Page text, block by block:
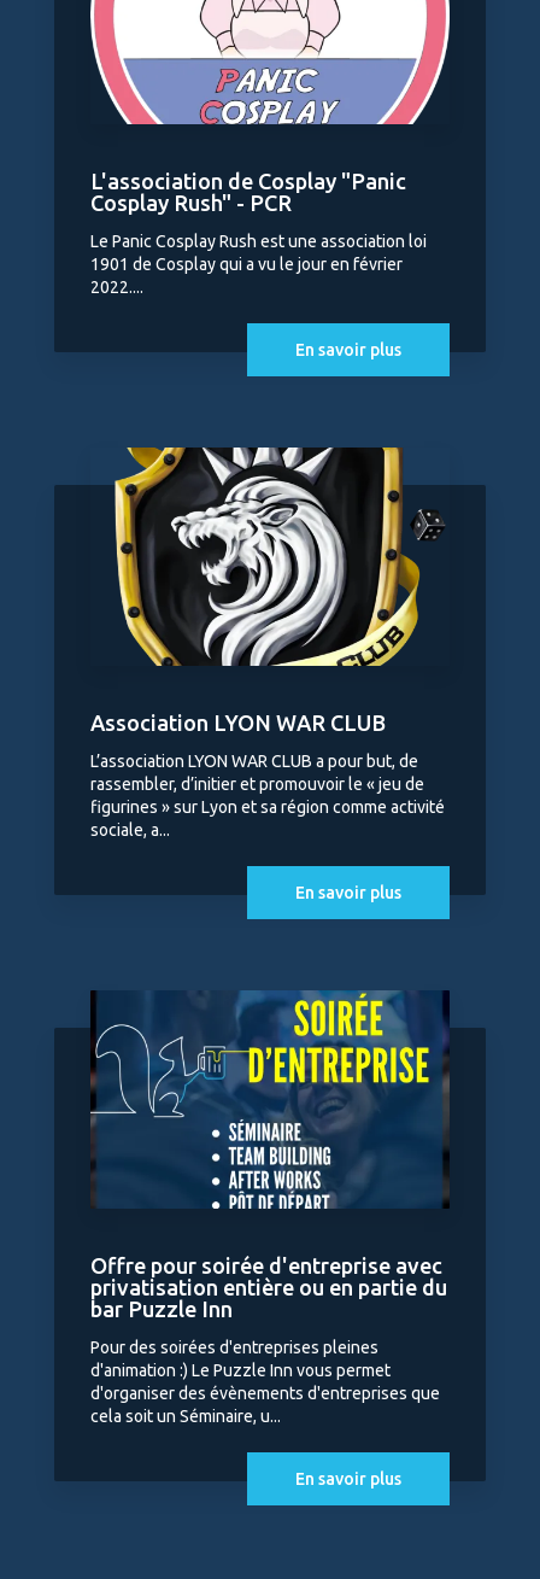
L'association de Cosplay "Panic
Cosplay Rush" - PCR
Le Panic Cosplay Rush est une association loi
1901 de Cosplay qui a vu le jour en février
2022....
En savoir plus
Association LYON WAR CLUB
L’association LYON WAR CLUB a pour but, de
rassembler, d’initier et promouvoir le « jeu de
figurines » sur Lyon et sa région comme activité
sociale, a...
En savoir plus
Offre pour soirée d'entreprise avec
privatisation entière ou en partie du
bar Puzzle Inn
Pour des soirées d'entreprises pleines
d'animation :) Le Puzzle Inn vous permet
d'organiser des évènements d'entreprises que
cela soit un Séminaire, u...
En savoir plus